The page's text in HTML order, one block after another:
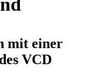
mit einer
VCD